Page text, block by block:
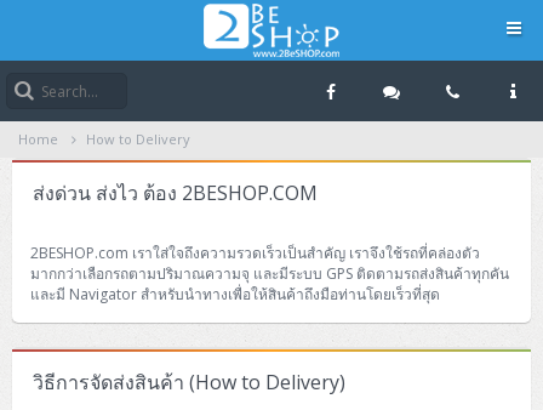
Navigation
Home
บทความดีๆ อ่านก่อนซื้อ
ทำไมต้องใช้ SERVER ไม่ใช้ PC
เลือก PC เลือกอย่างไร
SERVER
Tower (1CPU)
Lenovo System x3100 M5
Tower (1CPU E5)
Storage
Network Attached Storage (NAS)
Network
Home How to Delivery
ส่งด่วน ส่งไว ต้อง 2BESHOP.COM
2BESHOP.com เราใส่ใจถึงความรวดเร็วเป็นสำคัญ เราจึงใช้รถที่คล่องตัว
มากกว่าเลือกรถตามปริมาณความจุ และมีระบบ GPS ติดตามรถส่งสินค้าทุกคัน
และมี Navigator สำหรับนำทางเพื่อให้สินค้าถึงมือท่านโดยเร็วที่สุด
วิธีการจัดส่งสินค้า (How to Delivery)